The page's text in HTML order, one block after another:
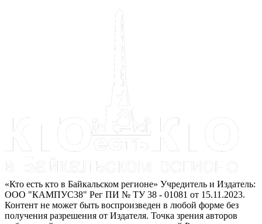
«Кто есть кто в Байкальском регионе» Учредитель и Издатель:
ООО "КАМПУС38" Рег ПИ № ТУ 38 - 01081 от 15.11.2023.
Контент не может быть воспроизведен в любой форме без
получения разрешения от Издателя. Точка зрения авторов